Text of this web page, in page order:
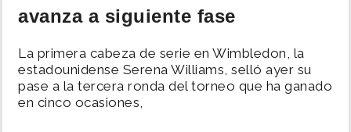
SUCESOS
NACIONAL
POLÍTICA
avanza a siguiente fase
La primera cabeza de serie en Wimbledon, la
estadounidense Serena Williams, selló ayer su
pase a la tercera ronda del torneo que ha ganado
en cinco ocasiones,